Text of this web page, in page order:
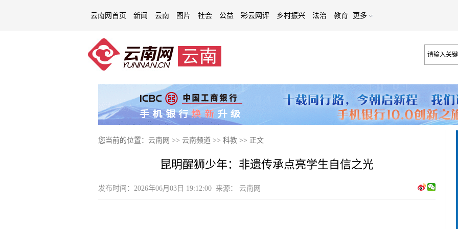
云南网首页 新闻 云南 图片 社会 公益 彩云网评 乡村振兴 法治 教育 更多
您当前的位置： 云南网 >> 云南频道 >> 科教 >> 正文
昆明醒狮少年：非遗传承点亮学生自信之光
发布时间： 2026年06月03日 19:12:00 来源： 云南网